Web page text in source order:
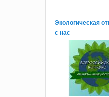
Экологическая
с нас